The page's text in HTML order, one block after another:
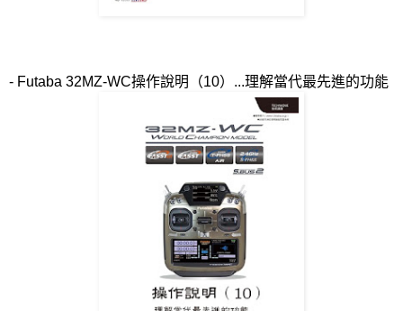
- Futaba 32MZ-WC操作說明（10） ...理解當代最先進的功能